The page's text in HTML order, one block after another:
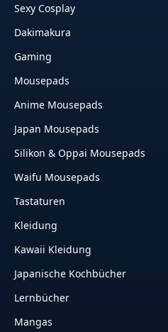
Sexy Cosplay
Dakimakura
Gaming
Mousepads
Anime Mousepads
Japan Mousepads
Silikon & Oppai Mousepads
Waifu Mousepads
Tastaturen
Kleidung
Kawaii Kleidung
Japanische Kochbücher
Lernbücher
Mangas